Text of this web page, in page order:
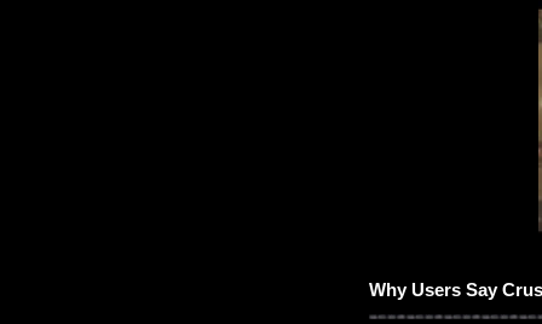
Why Users Say